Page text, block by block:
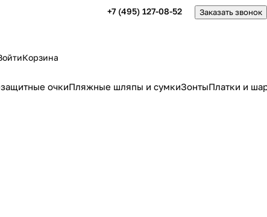
+7 (495) 127-08-52 Заказать звонок
Корзина
очкиПляжные шляпы и сумкиЗонтыПлатки и